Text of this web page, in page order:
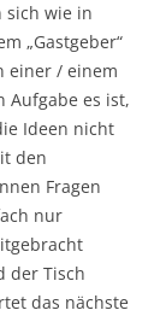
sich wie in
„Gastgeber“
einer / einem
Aufgabe es ist,
Ideen nicht
den
Fragen
nur
der Tisch
das nächste